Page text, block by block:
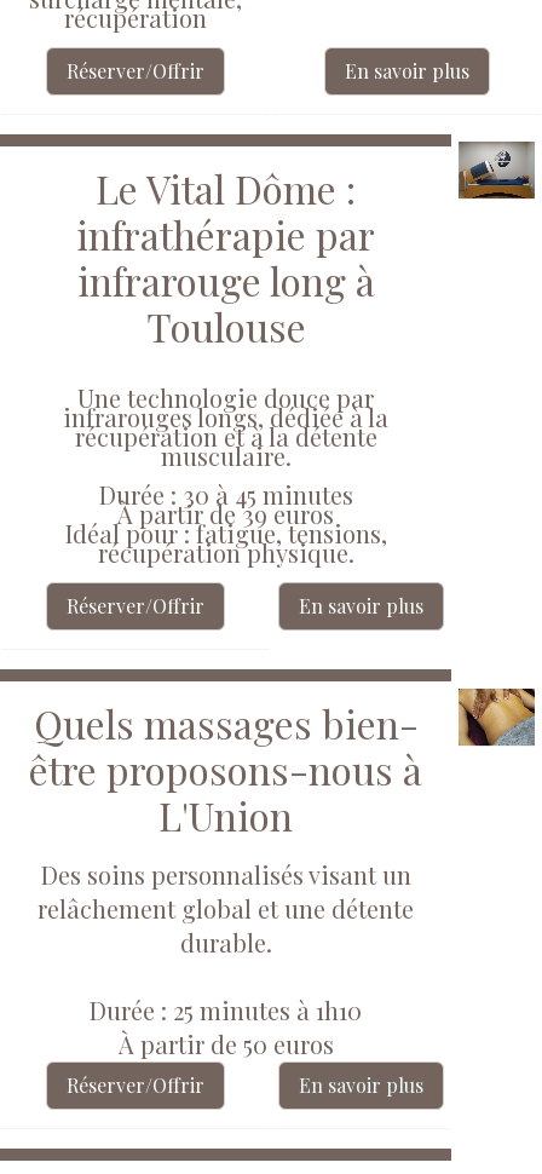
récupération
Réserver/Offrir En savoir plus
Le Vital Dôme :
infrathérapie par
infrarouge long à
Toulouse
Une technologie douce par
infrarouges longs, dédiée à la
récupération et à la détente
musculaire.
Durée : 30 à 45 minutes
À partir de 39 euros
Idéal pour : fatigue, tensions,
récupération physique.
Réserver/Offrir En savoir plus
Quels massages bien-
être proposons-nous à
L'Union
Des soins personnalisés visant un
relâchement global et une détente
durable.
Durée : 25 minutes à 1h10
À partir de 50 euros
Réserver/Offrir En savoir plus